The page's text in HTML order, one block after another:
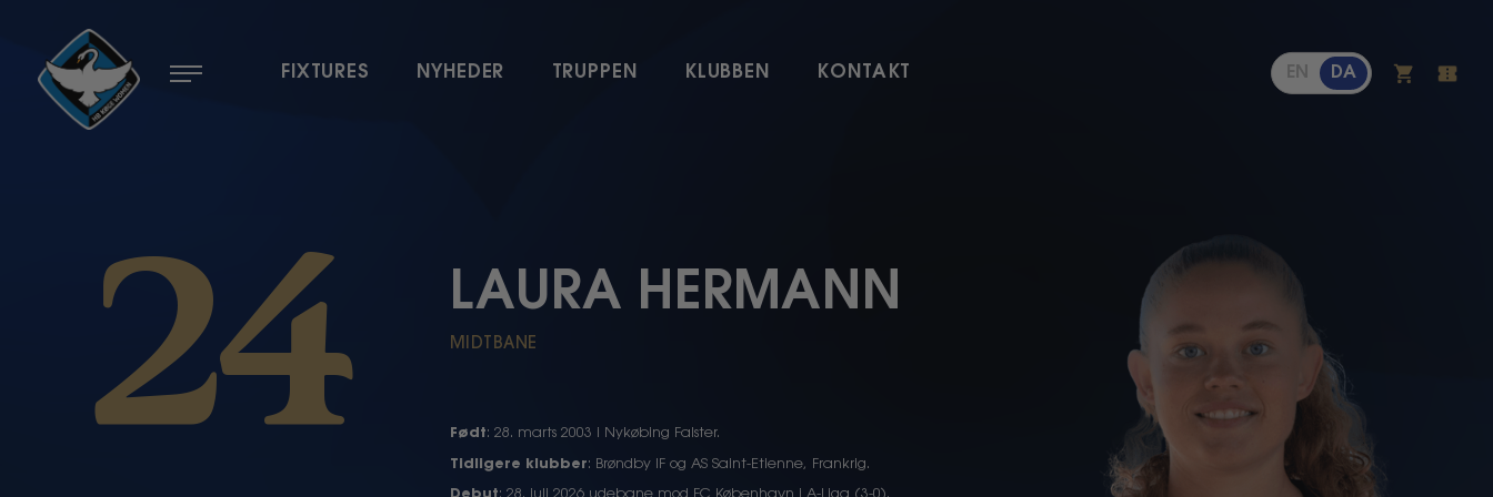
FIXTURES
NYHEDER TRUPPEN KLUBBEN KONTAKT DA
EN
24 LAURA HERMANN
MIDTBANE
Født: 28. marts 2003 i Nykøbing Falster.
Tidligere klubber: Brøndby IF og AS Saint-Etienne, Frankrig.